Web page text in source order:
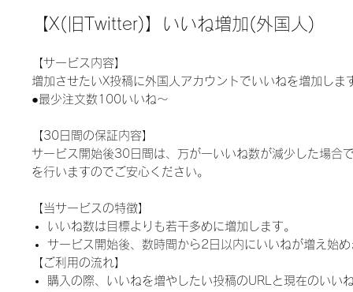
【X(旧Twitter)】いいね増加(外国人)
【サービス内容】
増加させたいX投稿に外国人アカウントでいいねを増加しま
●最少注文数100いいね〜
【30日間の保証内容】
サービス開始後30日間は、万が一いいね数が減少した場合
を行いますのでご安心ください。
【当サービスの特徴】
いいね数は目標よりも若干多めに増加します。
サービス開始後、数時間から2日以内にいいねが増え始め
【ご利用の流れ】
購入の際、いいねを増やしたい投稿のURLと現在のいい